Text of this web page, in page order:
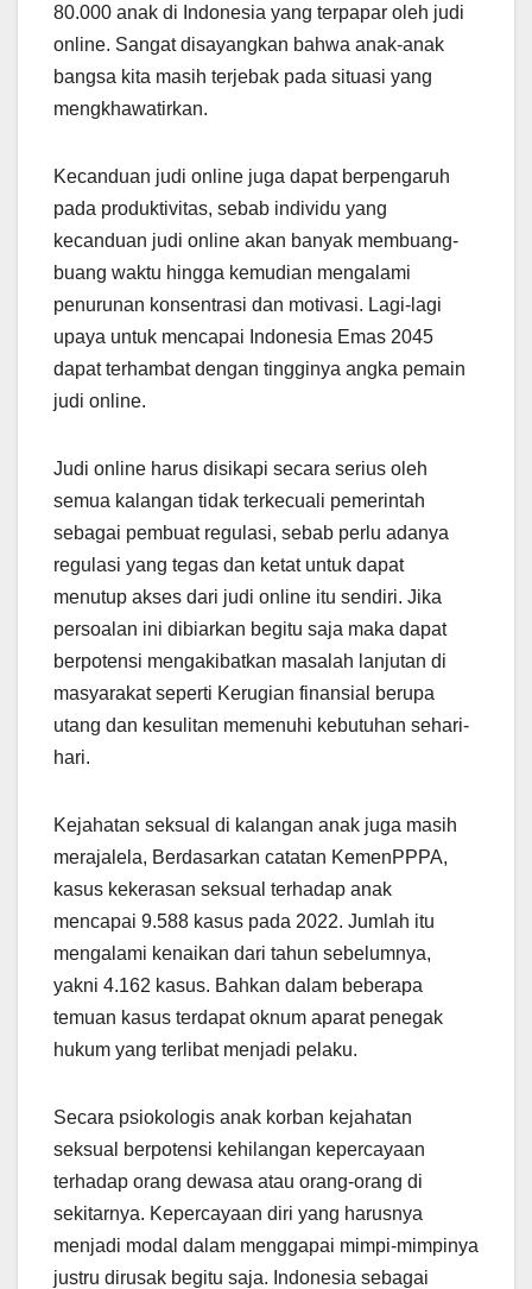
80.000 anak di Indonesia yang terpapar oleh judi
online. Sangat disayangkan bahwa anak-anak
bangsa kita masih terjebak pada situasi yang
mengkhawatirkan.
Kecanduan judi online juga dapat berpengaruh
pada produktivitas, sebab individu yang
kecanduan judi online akan banyak membuang-
buang waktu hingga kemudian mengalami
penurunan konsentrasi dan motivasi. Lagi-lagi
upaya untuk mencapai Indonesia Emas 2045
dapat terhambat dengan tingginya angka pemain
judi online.
Judi online harus disikapi secara serius oleh
semua kalangan tidak terkecuali pemerintah
sebagai pembuat regulasi, sebab perlu adanya
regulasi yang tegas dan ketat untuk dapat
menutup akses dari judi online itu sendiri. Jika
persoalan ini dibiarkan begitu saja maka dapat
berpotensi mengakibatkan masalah lanjutan di
masyarakat seperti Kerugian finansial berupa
utang dan kesulitan memenuhi kebutuhan sehari-
hari.
Kejahatan seksual di kalangan anak juga masih
merajalela, Berdasarkan catatan KemenPPPA,
kasus kekerasan seksual terhadap anak
mencapai 9.588 kasus pada 2022. Jumlah itu
mengalami kenaikan dari tahun sebelumnya,
yakni 4.162 kasus. Bahkan dalam beberapa
temuan kasus terdapat oknum aparat penegak
hukum yang terlibat menjadi pelaku.
Secara psiokologis anak korban kejahatan
seksual berpotensi kehilangan kepercayaan
terhadap orang dewasa atau orang-orang di
sekitarnya. Kepercayaan diri yang harusnya
menjadi modal dalam menggapai mimpi-mimpinya
justru dirusak begitu saja. Indonesia sebagai